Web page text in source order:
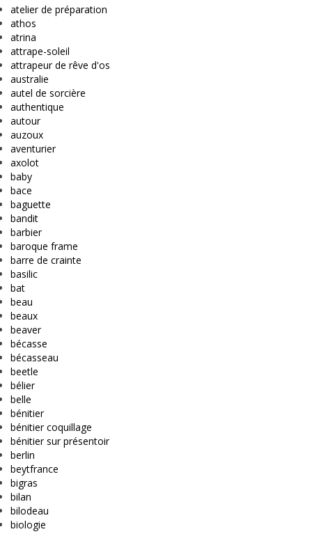
atelier de préparation
athos
atrina
attrape-soleil
attrapeur de rêve d'os
australie
autel de sorcière
authentique
autour
auzoux
aventurier
axolot
baby
bace
baguette
bandit
barbier
baroque frame
barre de crainte
basilic
bat
beau
beaux
beaver
bécasse
bécasseau
beetle
bélier
belle
bénitier
bénitier coquillage
bénitier sur présentoir
berlin
beytfrance
bigras
bilan
bilodeau
biologie